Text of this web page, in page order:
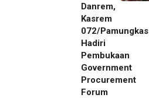
Danrem,
Kasrem
072/Pamungkas
Hadiri
Pembukaan
Government
Procurement
Forum